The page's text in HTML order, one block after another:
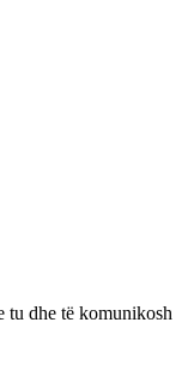
tu dhe të komunikosh